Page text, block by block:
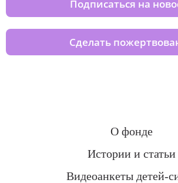
Подписаться на
Сделать
О фонде
Истории и статьи
Видеоанкеты детей-